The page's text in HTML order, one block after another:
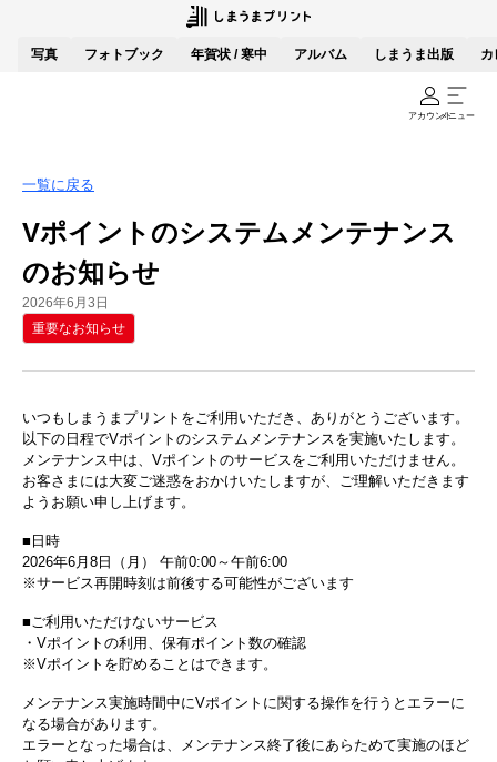
写真 フォトブック 年賀状 / 寒中 アルバム しまうま出版 カ
アカウントメニュー
一覧に戻る
Vポイントのシステムメンテナンス
のお知らせ
2026年6月3日
重要なお知らせ
いつもしまうまプリントをご利用いただき、ありがとうございます。
以下の日程でVポイントのシステムメンテナンスを実施いたします。
メンテナンス中は、Vポイントのサービスをご利用いただけません。
お客さまには大変ご迷惑をおかけいたしますが、ご理解いただきます
ようお願い申し上げます。
■日時
2026年6月8日（月） 午前0:00～午前6:00
※サービス再開時刻は前後する可能性がございます
■ご利用いただけないサービス
・Vポイントの利用、保有ポイント数の確認
※Vポイントを貯めることはできます。
メンテナンス実施時間中にVポイントに関する操作を行うとエラーに
なる場合があります。
エラーとなった場合は、メンテナンス終了後にあらためて実施のほど